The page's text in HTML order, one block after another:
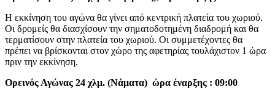
Η εκκίνηση του αγώνα θα γίνει από κεντρική πλατεία του χωριού.
Οι δρομείς θα διασχίσουν την σηματοδοτημένη διαδρομή και θα
τερματίσουν στην πλατεία του χωριού. Οι συμμετέχοντες θα
πρέπει να βρίσκονται στον χώρο της αφετηρίας τουλάχιστον 1 ώρα
πριν την εκκίνηση.
Ορεινός Αγώνας 24 χλμ. (Νάματα) ώρα έναρξης : 09:00